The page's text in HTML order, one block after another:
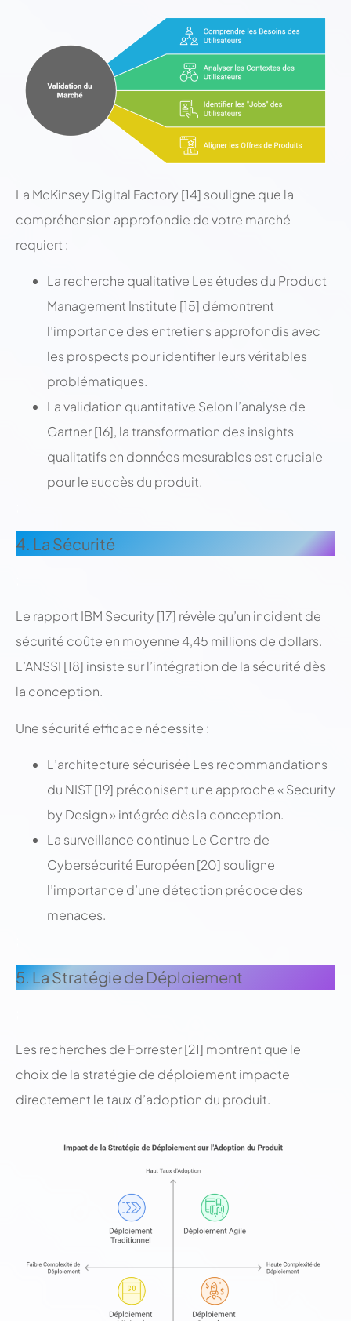
La McKinsey Digital Factory [14] souligne que la
compréhension approfondie de votre marché
requiert :
La recherche qualitative Les études du Product
Management Institute [15] démontrent
l’importance des entretiens approfondis avec
les prospects pour identifier leurs véritables
problématiques.
La validation quantitative Selon l’analyse de
Gartner [16], la transformation des insights
qualitatifs en données mesurables est cruciale
pour le succès du produit.
4. La Sécurité
Le rapport IBM Security [17] révèle qu’un incident de
sécurité coûte en moyenne 4,45 millions de dollars.
L’ANSSI [18] insiste sur l’intégration de la sécurité dès
la conception.
Une sécurité efficace nécessite :
L’architecture sécurisée Les recommandations
du NIST [19] préconisent une approche « Security
by Design » intégrée dès la conception.
La surveillance continue Le Centre de
Cybersécurité Européen [20] souligne
l’importance d’une détection précoce des
menaces.
5. La Stratégie de Déploiement
Les recherches de Forrester [21] montrent que le
choix de la stratégie de déploiement impacte
directement le taux d’adoption du produit.